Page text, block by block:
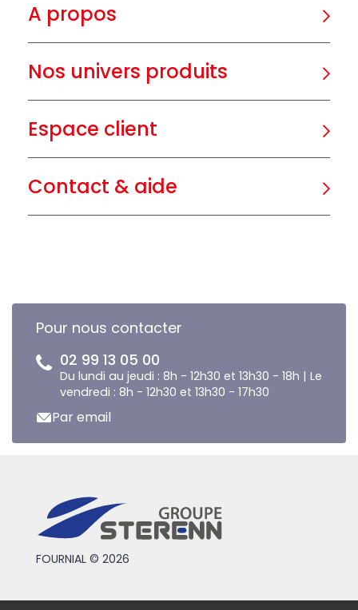
A propos
Nos univers produits
Espace client
Contact & aide
Pour nous contacter
02 99 13 05 00
Du lundi au jeudi : 8h - 12h30 et 13h30 - 18h | Le
vendredi : 8h - 12h30 et 13h30 - 17h30
Par email
FOURNIAL © 2026